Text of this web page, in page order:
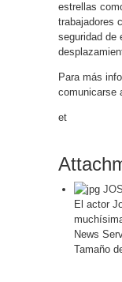
estrellas
trabajadores
seguridad de
Para más
comunicarse
et
El actor
News
Tamaño